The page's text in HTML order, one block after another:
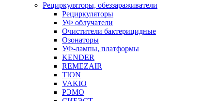
Рециркуляторы, обеззараживатели
Рециркуляторы
УФ облучатели
Очистители бактерицидные
Озонаторы
УФ-лампы, платформы
KENDER
REMEZAIR
TION
VAKIO
РЭМО